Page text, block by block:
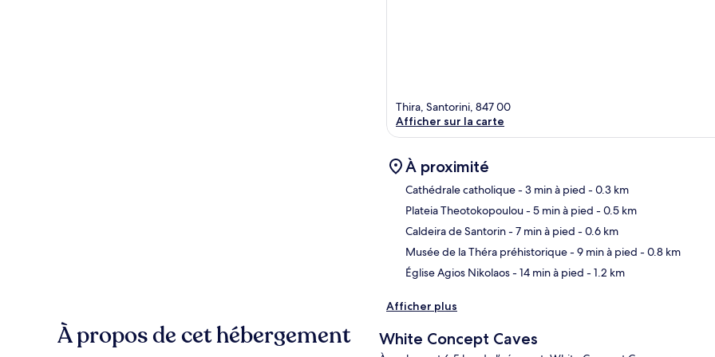
Thira, Santorini, 847 00
Afficher sur la carte
À proximité
Cathédrale catholique- 3 min à pied - 0.3 km
Plateia Theotokopoulou- 5 min à pied - 0.5 km
Caldeira de Santorin- 7 min à pied - 0.6 km
Musée de la Théra préhistorique- 9 min à pied - 0.8 km
Église Agios Nikolaos- 14 min à pied - 1.2 km
Afficher plus
À propos de cet hébergement White Concept Caves